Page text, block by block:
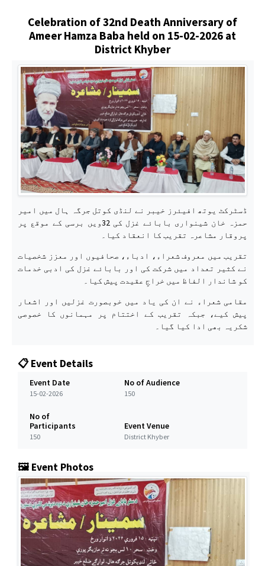
Celebration of 32nd Death Anniversary of
Ameer Hamza Baba held on 15-02-2026 at
District Khyber
ڈسٹرکٹ یوتھ افیئرز خیبر نے لنڈی کوتل جرگہ ہال میں امیر
حمزہ خان شینواری بابائے غزل کی 32ویں برسی کے موقع پر
پروقار مشاعرہ تقریب کا انعقاد کیا۔
تقریب میں معروف شعراء، ادباء، صحافیوں اور معزز شخصیات
نے کثیر تعداد میں شرکت کی اور بابائے غزل کی ادبی خدمات
کو شاندار الفاظ میں خراجِ عقیدت پیش کیا۔
مقامی شعراء نے ان کی یاد میں خوبصورت غزلیں اور اشعار
پیش کیے، جبکہ تقریب کے اختتام پر مہمانوں کا خصوصی
شکریہ بھی ادا کیا گیا۔
📋 Event Details
Event Date
15-02-2026
No of Audience
150
No of
Participants
150
Event Venue
District Khyber
🖼️ Event Photos